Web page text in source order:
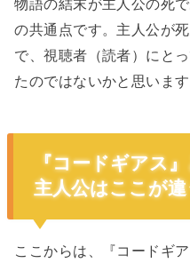
物語の結末が主人公の死
の共通点です。主人公が
で、視聴者（読者）にと
たのではないかと思います
『コードギアス
主人公はここが違
ここからは、『コードギ